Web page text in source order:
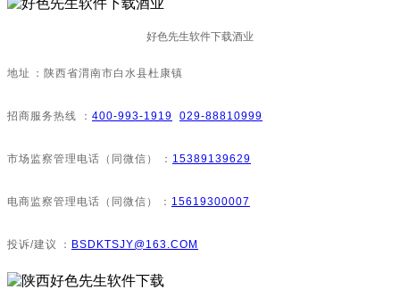
好色先生软件下载酒业
地址：陕西省渭南市白水县杜康镇
招商服务热线： 400-993-1919 029-88810999
市场监察管理电话（同微信）： 15389139629
电商监察管理电话（同微信）： 15619300007
投诉/建议： BSDKTSJY@163.COM